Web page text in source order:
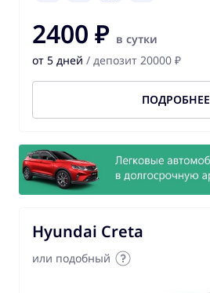
2400 ₽ в сутки
от 5 дней / депозит 20000 ₽
ПОДРОБНЕЕ
Hyundai Creta
или подобный